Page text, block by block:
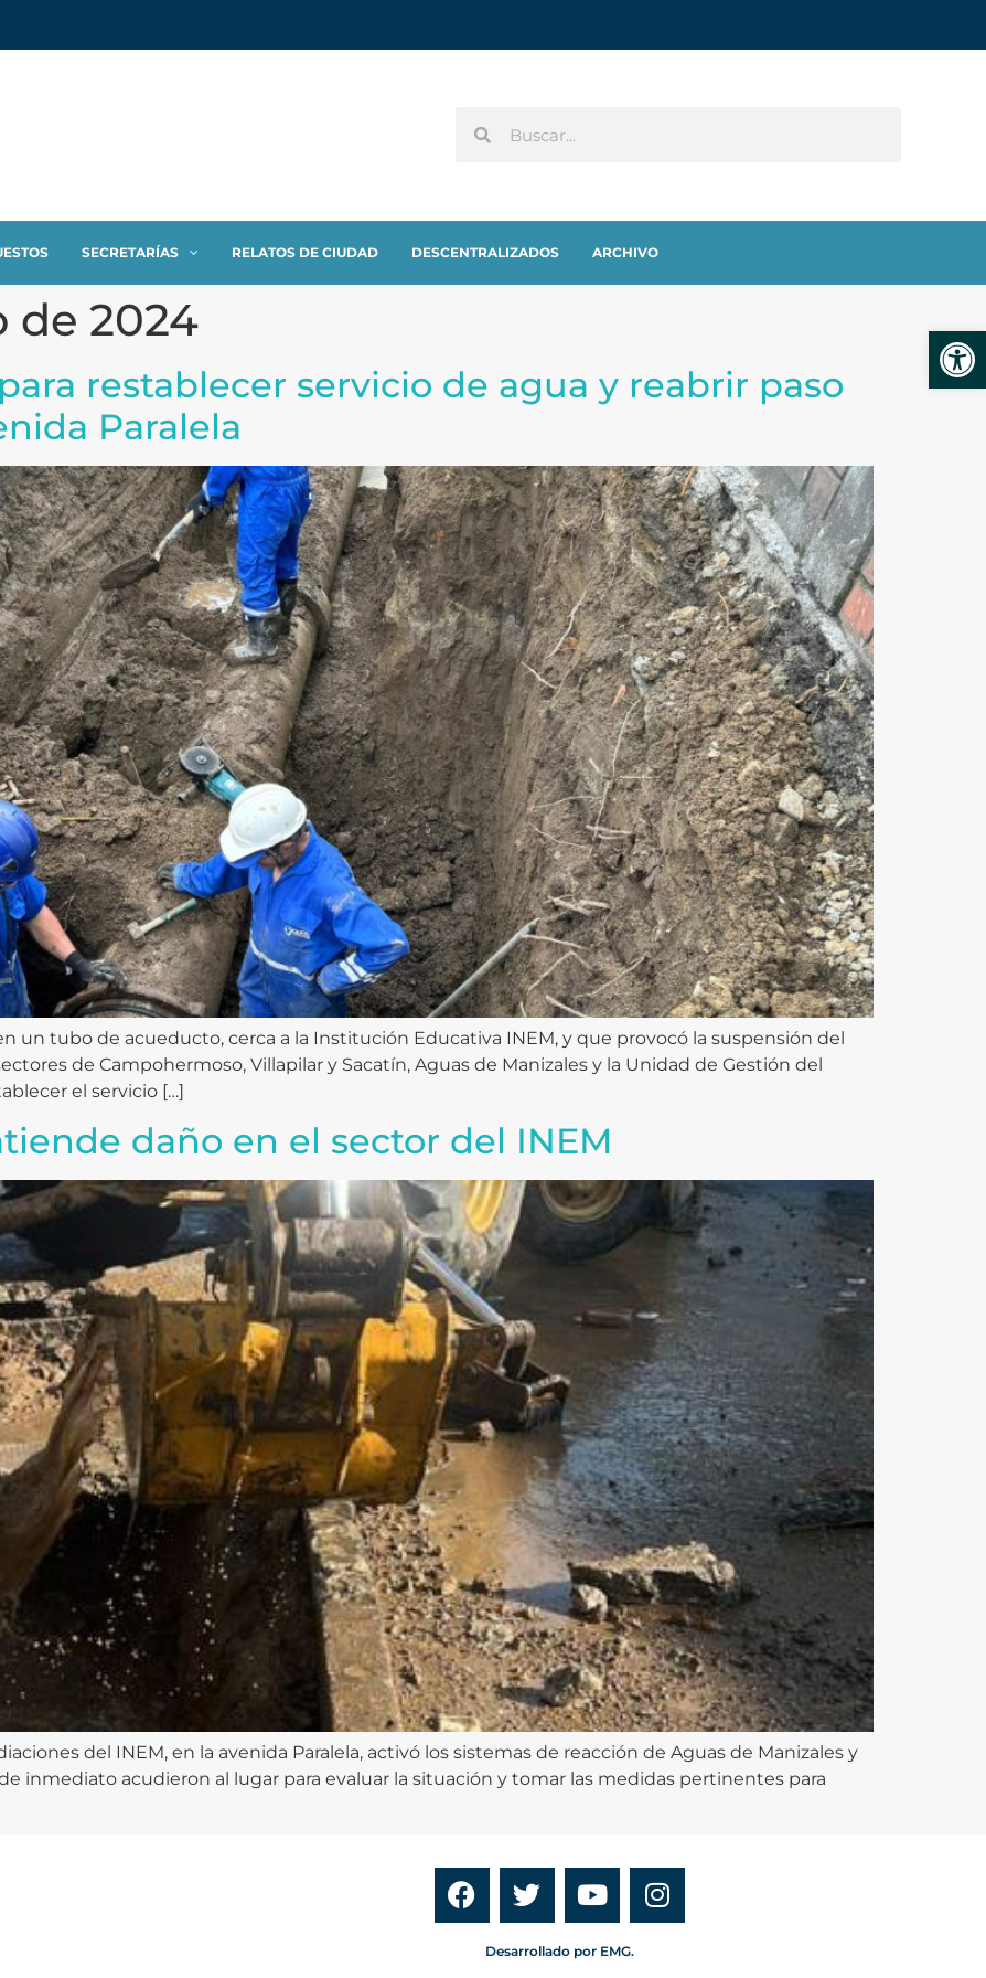
SECRETARÍAS RELATOS DE CIUDAD DESCENTRALIZADOS ARCHIVO
de 2024
restablecer servicio de agua y reabrir paso
Paralela
un tubo de acueducto, cerca a la Institución Educativa INEM, y que provocó la suspensión del
de Campohermoso, Villapilar y Sacatín, Aguas de Manizales y la Unidad de Gestión del
el servicio […]
daño en el sector del INEM
del INEM, en la avenida Paralela, activó los sistemas de reacción de Aguas de Manizales y
inmediato acudieron al lugar para evaluar la situación y tomar las medidas pertinentes para
Desarrollado por EMG.